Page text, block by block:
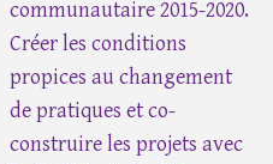
communautaire 2015-2020.
Créer les conditions
propices au changement
de pratiques et co-
construire les projets avec